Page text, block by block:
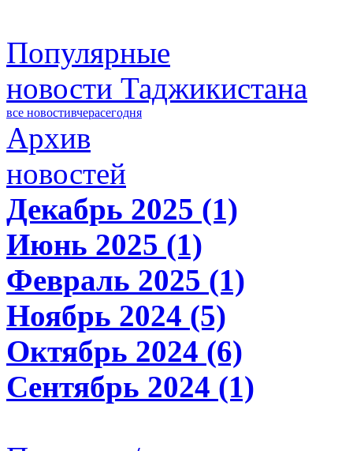
Популярные
новости Таджикистана
все новостивчерасегодня
Архив
новостей
Декабрь 2025 (1)
Июнь 2025 (1)
Февраль 2025 (1)
Ноябрь 2024 (5)
Октябрь 2024 (6)
Сентябрь 2024 (1)